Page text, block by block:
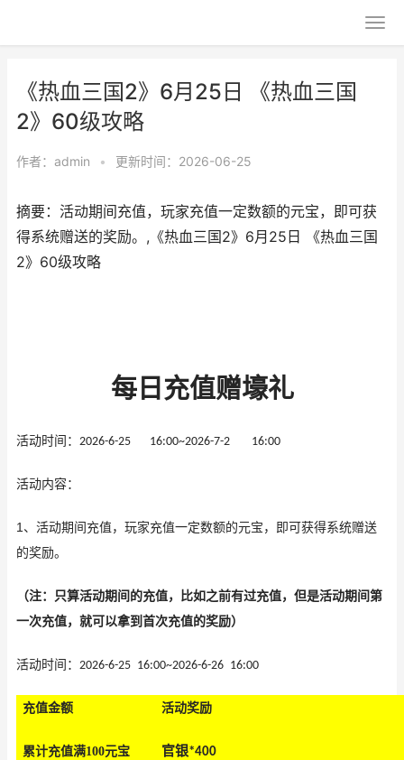
《热血三国2》6月25日 《热血三国
2》60级攻略
作者： admin • 更新时间：2026-06-25
摘要：活动期间充值，玩家充值一定数额的元宝，即可获
得系统赠送的奖励。,《热血三国2》6月25日 《热血三国
2》60级攻略
每日充值赠壕礼
活动时间： 2026-6-25 16:00~2026-7-2 16:00
活动内容：
1 、活动期间充值，玩家充值一定数额的元宝，即可获得系统赠送
的奖励。
（注：只算活动期间的充值，比如之前有过充值，但是活动期间第
一次充值，就可以拿到首次充值的奖励）
活动时间： 2026-6-25 16:00~2026-6-26 16:00
充值金额 活动奖励
累计充值满100元宝 官银*400